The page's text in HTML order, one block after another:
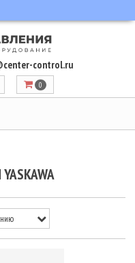
control.ru
0